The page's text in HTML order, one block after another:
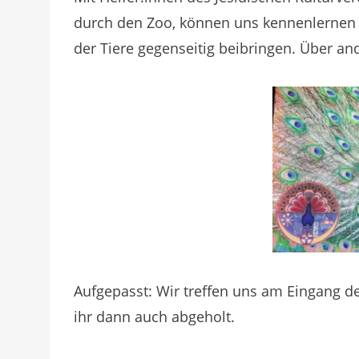
durch den Zoo, können uns
der Tiere gegenseitig beibringen. Über
Aufgepasst: Wir treffen uns am Eingang
ihr dann auch abgeholt.